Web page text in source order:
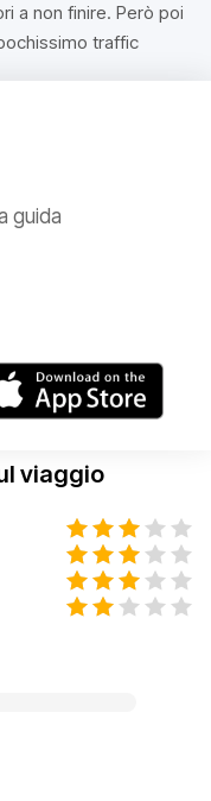
a non finire. Però poi
traffic
guida
viaggio